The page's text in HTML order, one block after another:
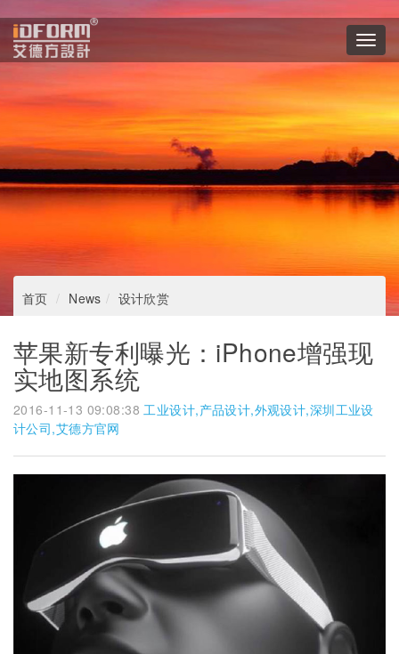
首页 News 设计欣赏
苹果新专利曝光：iPhone增强现
实地图系统
2016-11-13 09:08:38 工业设计,产品设计,外观设计,深圳工业设
计公司,艾德方官网